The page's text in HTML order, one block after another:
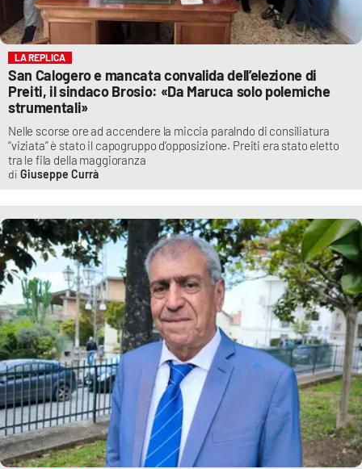
LA REPLICA
San Calogero e mancata convalida dell’elezione di
Preiti, il sindaco Brosio: «Da Maruca solo polemiche
strumentali»
Nelle scorse ore ad accendere la miccia paralndo di consiliatura
“viziata” è stato il capogruppo d’opposizione. Preiti era stato eletto
tra le fila della maggioranza
Giuseppe Currà